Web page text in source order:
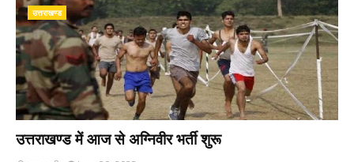
उत्तराखण्ड
उत्तराखण्ड में आज से अग्निवीर भर्ती शुरू